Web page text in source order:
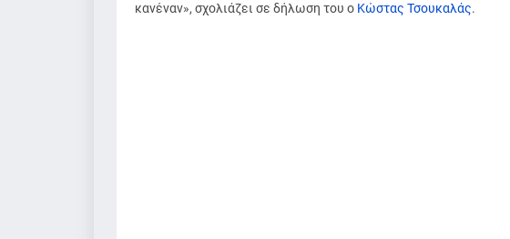
κανέναν», σχολιάζει σε δήλωση του ο Κώστας Τσουκαλάς.